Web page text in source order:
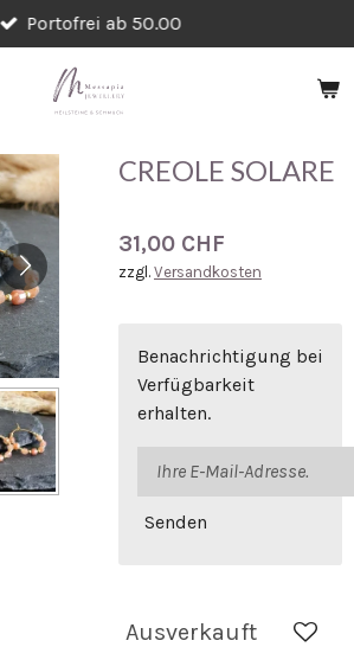
Portofrei ab 50.00
CREOLE SOLARE
31,00 CHF
zzgl. Versandkosten
Benachrichtigung bei
Verfügbarkeit
erhalten.
Senden
Ausverkauft